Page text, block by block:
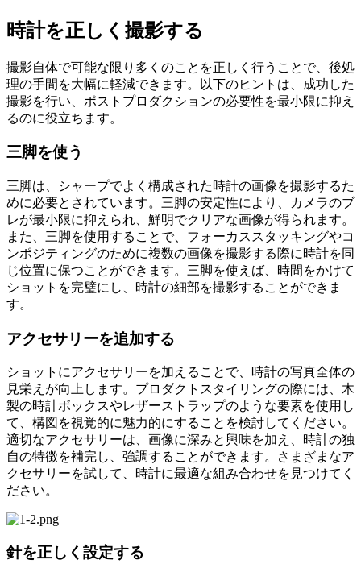
時計を正しく撮影する
撮影自体で可能な限り多くのことを正しく行うことで、後処
理の手間を大幅に軽減できます。以下のヒントは、成功した
撮影を行い、ポストプロダクションの必要性を最小限に抑え
るのに役立ちます。
三脚を使う
三脚は、シャープでよく構成された時計の画像を撮影するた
めに必要とされています。三脚の安定性により、カメラのブ
レが最小限に抑えられ、鮮明でクリアな画像が得られます。
また、三脚を使用することで、フォーカススタッキングやコ
ンポジティングのために複数の画像を撮影する際に時計を同
じ位置に保つことができます。三脚を使えば、時間をかけて
ショットを完璧にし、時計の細部を撮影することができま
す。
アクセサリーを追加する
ショットにアクセサリーを加えることで、時計の写真全体の
見栄えが向上します。プロダクトスタイリングの際には、木
製の時計ボックスやレザーストラップのような要素を使用し
て、構図を視覚的に魅力的にすることを検討してください。
適切なアクセサリーは、画像に深みと興味を加え、時計の独
自の特徴を補完し、強調することができます。さまざまなア
クセサリーを試して、時計に最適な組み合わせを見つけてく
ださい。
針を正しく設定する